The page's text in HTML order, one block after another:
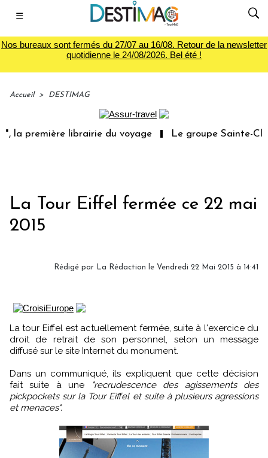
☰
Nos bureaux sont fermés du 27/07 au 16/08. Retour de la newsletter
quotidienne le 24/08/2026. Bel été !
Accueil > DESTIMAG
la première librairie du voyage Le groupe Sainte-
La Tour Eiffel fermée ce 22 mai
2015
Rédigé par La Rédaction le Vendredi 22 Mai 2015 à 14:41
La tour Eiffel est actuellement fermée, suite à l'exercice du
droit de retrait de son personnel, selon un message
diffusé sur le site Internet du monument.
Dans un communiqué, ils expliquent que cette décision
fait suite à une
"recrudescence des agissements des
pickpockets sur la Tour Eiffel et suite à plusieurs agressions
et menaces".